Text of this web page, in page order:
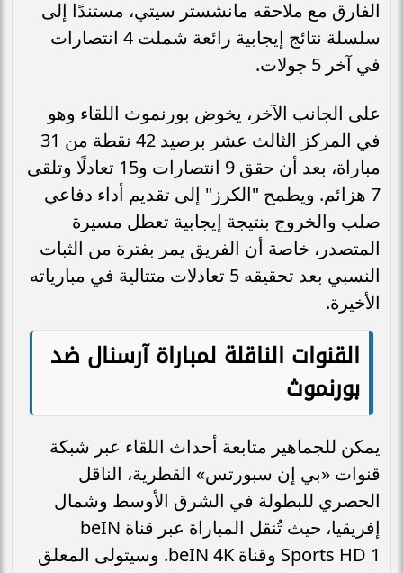
الفارق مع ملاحقه مانشستر سيتي، مستندًا إلى
سلسلة نتائج إيجابية رائعة شملت 4 انتصارات
في آخر 5 جولات.
على الجانب الآخر، يخوض بورنموث اللقاء وهو
في المركز الثالث عشر برصيد 42 نقطة من 31
مباراة، بعد أن حقق 9 انتصارات و15 تعادلًا وتلقى
7 هزائم. ويطمح "الكرز" إلى تقديم أداء دفاعي
صلب والخروج بنتيجة إيجابية تعطل مسيرة
المتصدر، خاصة أن الفريق يمر بفترة من الثبات
النسبي بعد تحقيقه 5 تعادلات متتالية في مبارياته
الأخيرة.
القنوات الناقلة لمباراة آرسنال ضد
بورنموث
يمكن للجماهير متابعة أحداث اللقاء عبر شبكة
قنوات «بي إن سبورتس» القطرية، الناقل
الحصري للبطولة في الشرق الأوسط وشمال
إفريقيا، حيث تُنقل المباراة عبر قناة beIN
Sports HD 1 وقناة beIN 4K. وسيتولى المعلق